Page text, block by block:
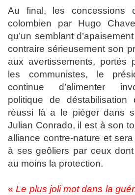
Au final, les concessions
colombien par Hugo
qu’un semblant
contraire sérieusement son
aux avertissements, portés
les communistes, le
continue d’alimenter
politique de
réussi là a le piéger dans
Julian Conrado, il est à son
alliance contre-nature et
à ses geôliers par ceux
au moins la protection.
«Le plus joli mot dans la